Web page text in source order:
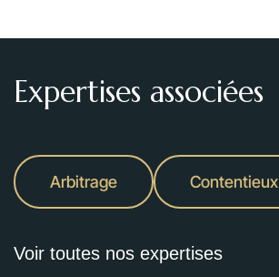
Expertises associées
Arbitrage Contentieux
Voir toutes nos expertises